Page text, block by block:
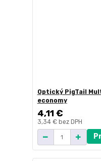
Optický PigTail
economy
4,11 €
3,34 € bez DPH